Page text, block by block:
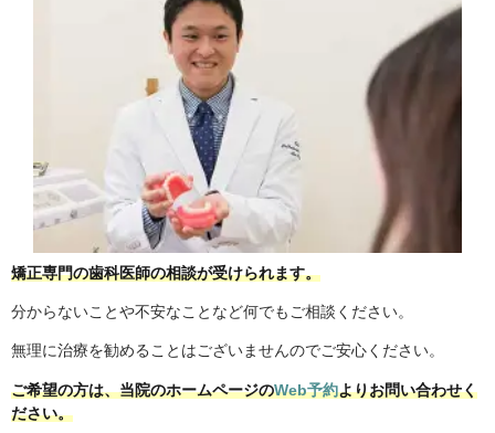
矯正専門の歯科医師の相談が受けられます。
分からないことや不安なことなど何でもご相談ください。
無理に治療を勧めることはございませんのでご安心ください。
ご希望の方は、当院のホームページのWeb予約よりお問い合わせく
ださい。